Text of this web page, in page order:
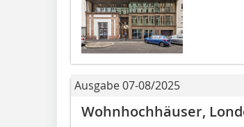
Ausgabe 07-08/2025
Wohnhochhäuser,